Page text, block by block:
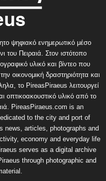
ψηφιακό ενημερωτικό μέσο
του Πειραιά. Στον ιστότοπο
υλικό και βίντεο που
οικονομική δραστηριότητα και
το PireasPiraeus λειτουργεί
οπτικοακουστικό υλικό από το
PireasPiraeus.com is an
to the city and port of
news, articles, photographs and
economy and everyday life
serves as a digital archive
through photographic and